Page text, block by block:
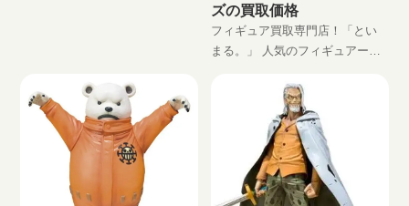
ズの買取価格
フィギュア買取専門店！「とい
まる。」 人気のフィギュアーツ
完全無料の宅配買取でフィギュ
アをお買い取りします！